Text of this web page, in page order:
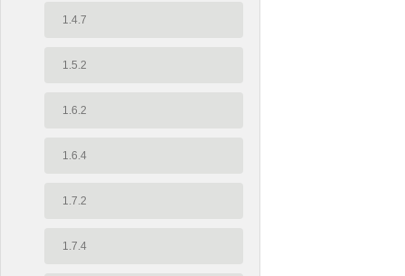
1.4.7
1.5.2
1.6.2
1.6.4
1.7.2
1.7.4